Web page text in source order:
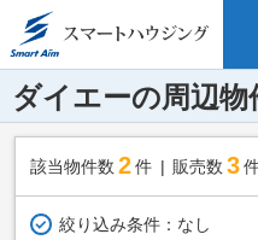
ダイエーの周辺物
該当物件数 2件 販売数 3
絞り込み条件： なし